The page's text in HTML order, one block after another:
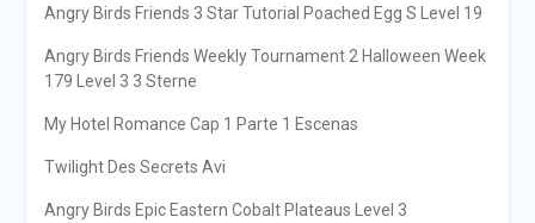
Angry Birds Friends 3 Star Tutorial Poached Egg S Level 19
Angry Birds Friends Weekly Tournament 2 Halloween Week
179 Level 3 3 Sterne
My Hotel Romance Cap 1 Parte 1 Escenas
Twilight Des Secrets Avi
Angry Birds Epic Eastern Cobalt Plateaus Level 3